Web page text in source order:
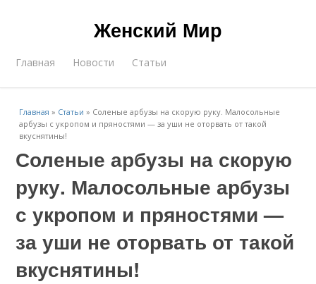
Женский Мир
Главная Новости Статьи
Главная » Статьи » Соленые арбузы на скорую руку. Малосольные
арбузы с укропом и пряностями — за уши не оторвать от такой
вкуснятины!
Соленые арбузы на скорую
руку. Малосольные арбузы
с укропом и пряностями —
за уши не оторвать от такой
вкуснятины!